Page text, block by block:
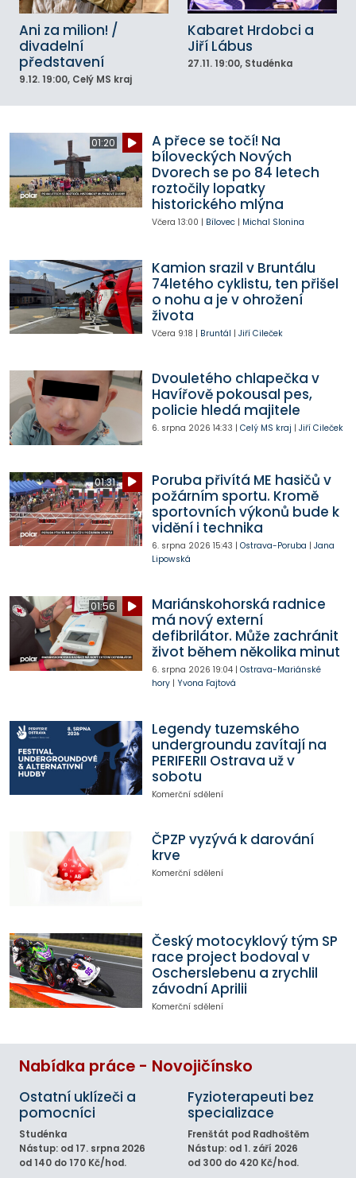
Ani za milion! /
divadelní
představení
9.12. 19:00, Celý MS kraj
Kabaret Hrdobci a
Jiří Lábus
27.11. 19:00, Studénka
01:20
A přece se točí! Na
bíloveckých Nových
Dvorech se po 84 letech
roztočily lopatky
historického mlýna
Včera 13:00 | Bílovec| Michal Slonina
Kamion srazil v Bruntálu
74letého cyklistu, ten přišel
o nohu a je v ohrožení
života
Včera 9:18 | Bruntál | Jiří Cileček
Dvouletého chlapečka v
Havířově pokousal pes,
policie hledá majitele
6. srpna 2026 14:33 | Celý MS kraj | Jiří Cileček
01:31
Poruba přivítá ME hasičů v
požárním sportu. Kromě
sportovních výkonů bude k
vidění i technika
6. srpna 2026 15:43 | Ostrava-Poruba | Jana
Lipowská
01:56
Mariánskohorská radnice
má nový externí
defibrilátor. Může zachránit
život během několika minut
6. srpna 2026 19:04| Ostrava-Mariánské
hory| Yvona Fajtová
Legendy tuzemského
undergroundu zavítají na
PERIFERII Ostrava už v
sobotu
Komerční sdělení
ČPZP vyzývá k darování
krve
Komerční sdělení
Český motocyklový tým SP
race project bodoval v
Oscherslebenu a zrychlil
závodní Aprilii
Komerční sdělení
Nabídka práce - Novojičínsko
Ostatní uklízeči a
pomocníci
Studénka
Nástup: od 17. srpna 2026
od 140 do 170 Kč/hod.
Fyzioterapeuti bez
specializace
Frenštát pod Radhoštěm
Nástup: od 1. září 2026
od 300 do 420 Kč/hod.